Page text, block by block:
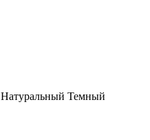
Натуральный Темный